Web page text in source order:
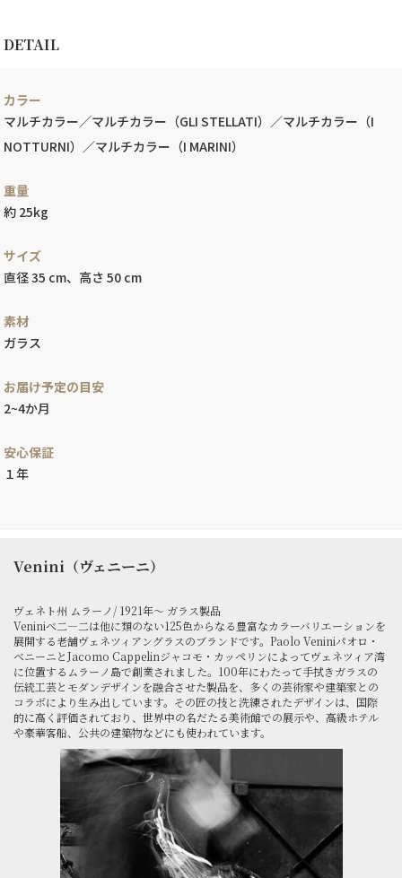
DETAIL
カラー
マルチカラー／マルチカラー（GLI STELLATI）／マルチカラー（I
NOTTURNI）／マルチカラー（I MARINI）
重量
約 25kg
サイズ
直径 35 cm、高さ 50 cm
素材
ガラス
お届け予定の目安
2~4か月
安心保証
１年
Venini（ヴェニーニ）
ヴェネト州 ムラーノ/ 1921年～ ガラス製品
Veniniべ二―二は他に類のない125色からなる豊富なカラーバリエーションを
展開する老舗ヴェネツィアングラスのブランドです。Paolo Veniniパオロ・
ベニーニとJacomo Cappelinジャコモ・カッペリンによってヴェネツィア湾
に位置するムラーノ島で創業されました。100年にわたって手拭きガラスの
伝統工芸とモダンデザインを融合させた製品を、多くの芸術家や建築家との
コラボにより生み出しています。その匠の技と洗練されたデザインは、国際
的に高く評価されており、世界中の名だたる美術館での展示や、高級ホテル
や豪華客船、公共の建築物などにも使われています。